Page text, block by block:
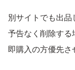
別サイトでも出品
予告なく削除する
即購入の方優先さ